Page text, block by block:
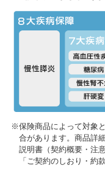
耳及び乳様突起の疾患
眼及び付属器の疾患
歯肉炎及び歯周疾患
う蝕
出典：厚生労働省「令和
※上記表の「平均在院日
気別・年齢別条件によ
※保険商品によって対象
合があります。商品詳
説明書（契約概要・注
「ご契約のしおり・約